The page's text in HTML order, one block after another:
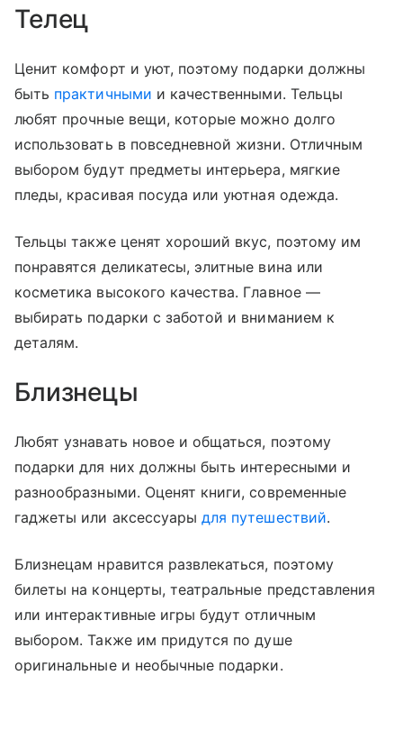
Телец
Ценит комфорт и уют, поэтому подарки должны
быть практичными и качественными. Тельцы
любят прочные вещи, которые можно долго
использовать в повседневной жизни. Отличным
выбором будут предметы интерьера, мягкие
пледы, красивая посуда или уютная одежда.
Тельцы также ценят хороший вкус, поэтому им
понравятся деликатесы, элитные вина или
косметика высокого качества. Главное —
выбирать подарки с заботой и вниманием к
деталям.
Близнецы
Любят узнавать новое и общаться, поэтому
подарки для них должны быть интересными и
разнообразными. Оценят книги, современные
гаджеты или аксессуарыдля путешествий.
Близнецам нравится развлекаться, поэтому
билеты на концерты, театральные представления
или интерактивные игры будут отличным
выбором. Также им придутся по душе
оригинальные и необычные подарки.